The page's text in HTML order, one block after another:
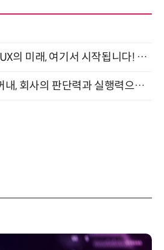
대한민국 인공지능과 UX의 미래, 여기서 시작됩니다! UX Korea 2026 - Fall 9월 2일 개최
“문서에 묻힌 지식을 꺼내, 회사의 판단력과 실행력으로 바꾸다” (8/20)